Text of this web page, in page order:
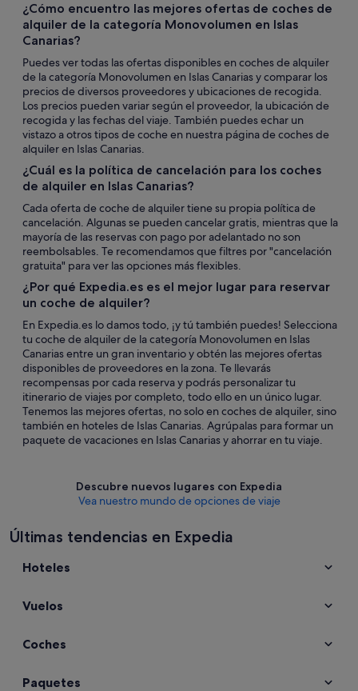
¿Cómo encuentro las mejores ofertas de coches de
alquiler de la categoría Monovolumen en Islas
Canarias?
Puedes ver todas las ofertas disponibles en coches de alquiler
de la categoría Monovolumen en Islas Canarias y comparar los
precios de diversos proveedores y ubicaciones de recogida.
Los precios pueden variar según el proveedor, la ubicación de
recogida y las fechas del viaje. También puedes echar un
vistazo a otros tipos de coche en nuestra página de coches de
alquiler en Islas Canarias.
¿Cuál es la política de cancelación para los coches
de alquiler en Islas Canarias?
Cada oferta de coche de alquiler tiene su propia política de
cancelación. Algunas se pueden cancelar gratis, mientras que la
mayoría de las reservas con pago por adelantado no son
reembolsables. Te recomendamos que filtres por "cancelación
gratuita" para ver las opciones más flexibles.
¿Por qué Expedia.es es el mejor lugar para reservar
un coche de alquiler?
En Expedia.es lo damos todo, ¡y tú también puedes! Selecciona
tu coche de alquiler de la categoría Monovolumen en Islas
Canarias entre un gran inventario y obtén las mejores ofertas
disponibles de proveedores en la zona. Te llevarás
recompensas por cada reserva y podrás personalizar tu
itinerario de viajes por completo, todo ello en un único lugar.
Tenemos las mejores ofertas, no solo en coches de alquiler, sino
también en hoteles de Islas Canarias. Agrúpalas para formar un
paquete de vacaciones en Islas Canarias y ahorrar en tu viaje.
Descubre nuevos lugares con Expedia
Vea nuestro mundo de opciones de viaje
Últimas tendencias en Expedia
Hoteles
Vuelos
Coches
Paquetes